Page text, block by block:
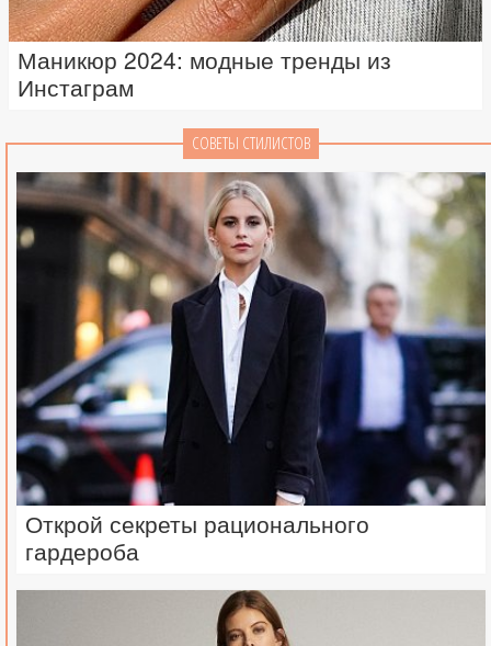
Маникюр 2024: модные тренды из
Инстаграм
СОВЕТЫ СТИЛИСТОВ
Открой секреты рационального
гардероба